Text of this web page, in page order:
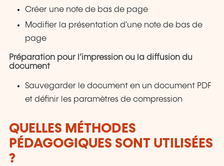
Créer une note de bas de page
Modifier la présentation d'une note de bas de
page
Préparation pour l’impression ou la diffusion du
document
Sauvegarder le document en un document PDF
et définir les paramètres de compression
QUELLES MÉTHODES
PÉDAGOGIQUES SONT UTILISÉES
?